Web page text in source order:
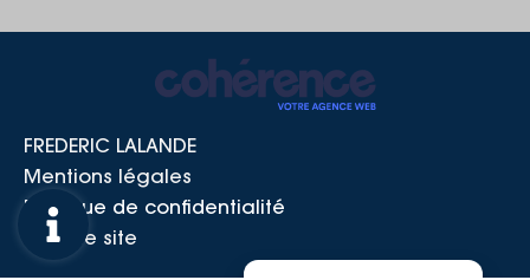
FREDERIC LALANDE
Mentions légales
Politique de confidentialité
Plan de site